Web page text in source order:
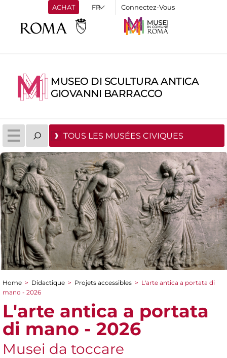
ACHAT Connectez-Vous
MUSEO DI SCULTURA ANTICA
GIOVANNI BARRACCO
TOUS LES MUSÉES CIVIQUES
You are here
Home > Didactique > Projets accessibles > L'arte antica a portata di
mano - 2026
L'arte antica a portata
di mano - 2026
Musei da toccare